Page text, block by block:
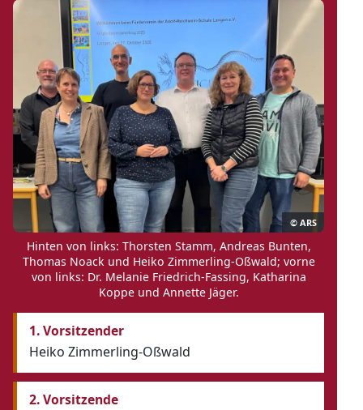
© ARS
Hinten von links: Thorsten Stamm, Andreas Bunten,
Thomas Noack und Heiko Zimmerling-Oßwald; vorne
von links: Dr. Melanie Friedrich-Fassing, Katharina
Koppe und Annette Jäger.
1. Vorsitzender
Heiko Zimmerling-Oßwald
2. Vorsitzende